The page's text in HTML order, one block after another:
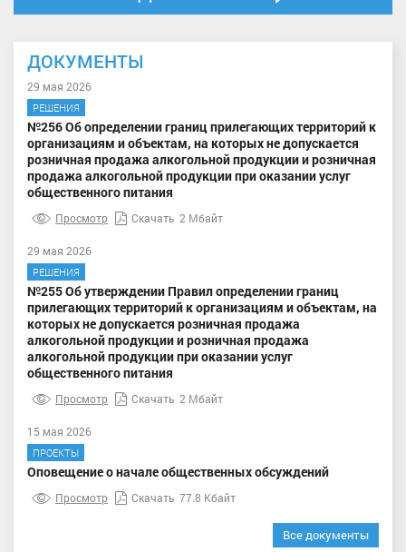
ДОКУМЕНТЫ
29 мая 2026
РЕШЕНИЯ
№256 Об определении границ прилегающих территорий к
организациям и объектам, на которых не допускается
розничная продажа алкогольной продукции и розничная
продажа алкогольной продукции при оказании услуг
общественного питания
Просмотр Скачать 2 Мбайт
29 мая 2026
РЕШЕНИЯ
№255 Об утверждении Правил определении границ
прилегающих территорий к организациям и объектам, на
которых не допускается розничная продажа
алкогольной продукции и розничная продажа
алкогольной продукции при оказании услуг
общественного питания
Просмотр Скачать 2 Мбайт
15 мая 2026
ПРОЕКТЫ
Оповещение о начале общественных обсуждений
Просмотр Скачать 77.8 Кбайт
Все документы